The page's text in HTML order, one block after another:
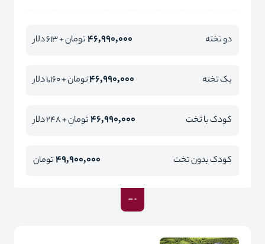
دو تخته 46,990,000تومان + 613 دلار
یک تخته 46,990,000تومان + 1,160 دلار
کودک با تخت 46,990,000تومان + 248 دلار
کودک بدون تخت 49,900,000تومان